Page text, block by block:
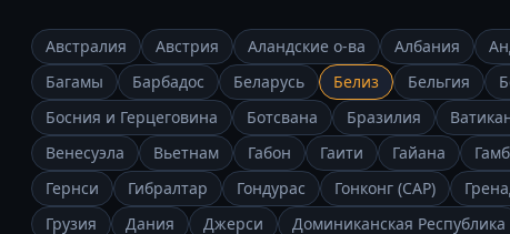
Австралия Австрия Аландские о-ва Албания
Багамы
Барбадос Беларусь Белиз Бельгия
Босния и Герцеговина
Ботсвана Бразилия
Венесуэла
Вьетнам Габон Гаити Гайана
Гернси
Гибралтар Гондурас Гонконг (САР)
Грузия
Дания Джерси Доминиканская Республика